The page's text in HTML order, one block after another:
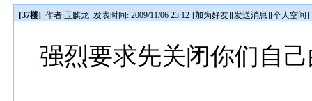
[37楼] 作者:玉麒龙 发表时间: 2009/11/06 23:12 [加为好友][发送消息][个人空间]
强烈要求先关闭你们自